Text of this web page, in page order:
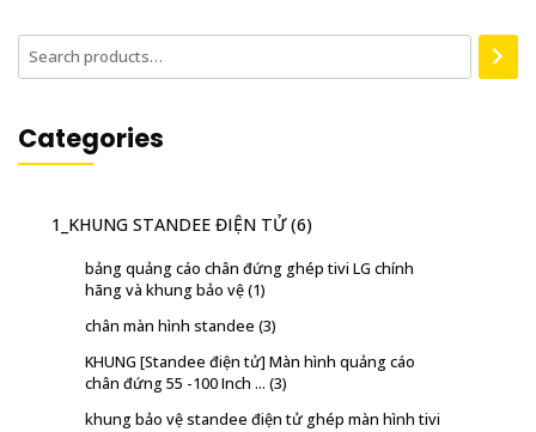
Categories
1_KHUNG STANDEE ĐIỆN TỬ (6)
bảng quảng cáo chân đứng ghép tivi LG chính
hãng và khung bảo vệ(1)
chân màn hình standee (3)
KHUNG [Standee điện tử] Màn hình quảng cáo
chân đứng 55 -100 Inch ... (3)
khung bảo vệ standee điện tử ghép màn hình tivi